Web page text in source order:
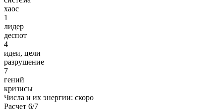
хаос
1
лидер
деспот
4
идеи, цели
разрушение
7
гений
кризисы
Числа и их энергии: скоро
Расчет 6/7